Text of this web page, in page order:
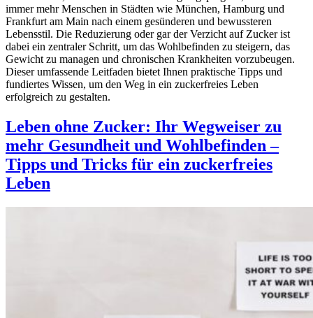
immer mehr Menschen in Städten wie München, Hamburg und
Frankfurt am Main nach einem gesünderen und bewussteren
Lebensstil. Die Reduzierung oder gar der Verzicht auf Zucker ist
dabei ein zentraler Schritt, um das Wohlbefinden zu steigern, das
Gewicht zu managen und chronischen Krankheiten vorzubeugen.
Dieser umfassende Leitfaden bietet Ihnen praktische Tipps und
fundiertes Wissen, um den Weg in ein zuckerfreies Leben
erfolgreich zu gestalten.
Leben ohne Zucker: Ihr Wegweiser zu
mehr Gesundheit und Wohlbefinden –
Tipps und Tricks für ein zuckerfreies
Leben